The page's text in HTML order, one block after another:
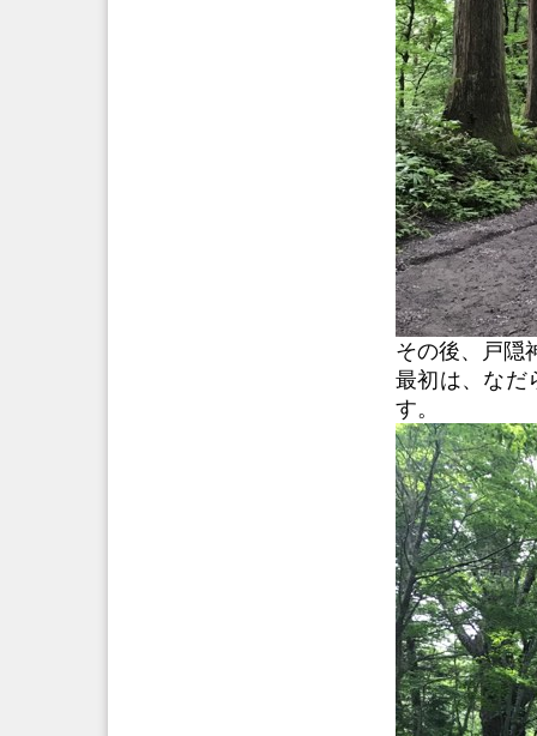
その後、戸隠
最初は、なだ
す。